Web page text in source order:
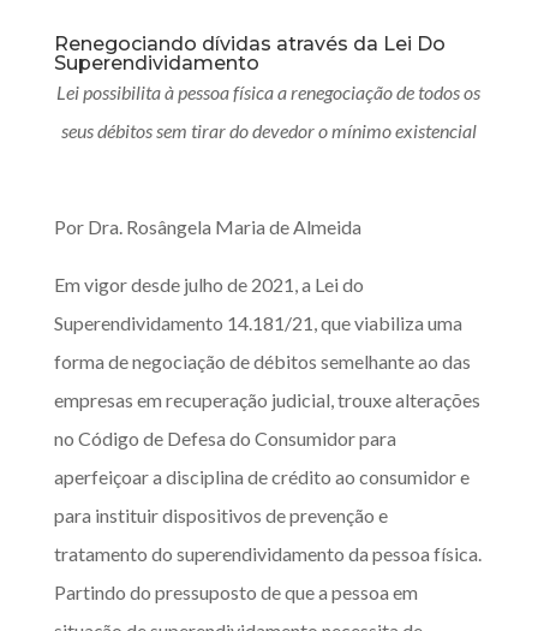
Renegociando dívidas através da Lei Do
Superendividamento
Lei possibilita à pessoa física a renegociação de todos os
seus débitos sem tirar do devedor o mínimo existencial
Por Dra. Rosângela Maria de Almeida
Em vigor desde julho de 2021, a Lei do
Superendividamento 14.181/21, que viabiliza uma
forma de negociação de débitos semelhante ao das
empresas em recuperação judicial, trouxe alterações
no Código de Defesa do Consumidor para
aperfeiçoar a disciplina de crédito ao consumidor e
para instituir dispositivos de prevenção e
tratamento do superendividamento da pessoa física.
Partindo do pressuposto de que a pessoa em